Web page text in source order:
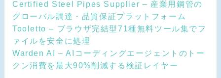
Certified Steel Pipes Supplier – 産業用鋼管の
グローバル調達・品質保証プラットフォーム
Tooletto – ブラウザ完結型71種無料ツール集でフ
ァイルを安全に処理
Warden AI – AIコーディングエージェントのトー
クン消費を最大90%削減する検証レイヤー